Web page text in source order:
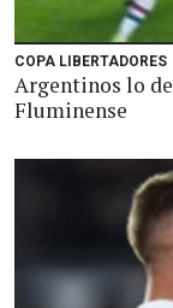
COPA LIBERTADORES
Argentinos lo
Fluminense